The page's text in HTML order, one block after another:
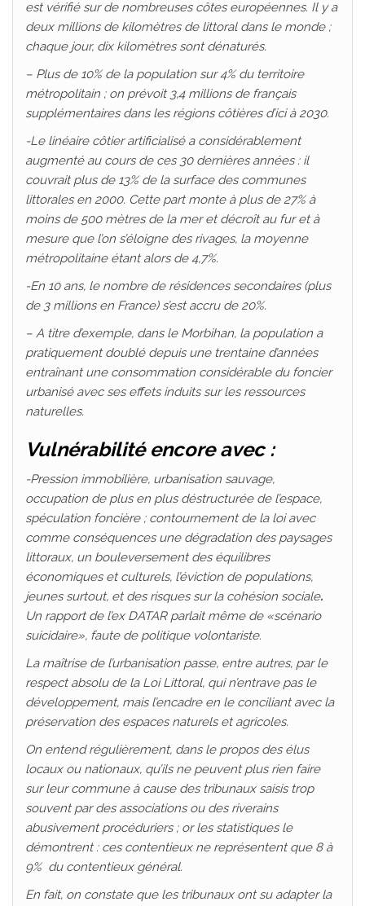
est vérifié sur de nombreuses côtes européennes. Il y a
deux millions de kilomètres de littoral dans le monde ;
chaque jour, dix kilomètres sont dénaturés.
– Plus de 10% de la population sur 4% du territoire
métropolitain ; on prévoit 3,4 millions de français
supplémentaires dans les régions côtières d’ici à 2030.
-Le linéaire côtier artificialisé a considérablement
augmenté au cours de ces 30 dernières années : il
couvrait plus de 13% de la surface des communes
littorales en 2000. Cette part monte à plus de 27% à
moins de 500 mètres de la mer et décroît au fur et à
mesure que l’on s’éloigne des rivages, la moyenne
métropolitaine étant alors de 4,7%.
-En 10 ans, le nombre de résidences secondaires (plus
de 3 millions en France) s’est accru de 20%.
– A titre d’exemple, dans le Morbihan, la population a
pratiquement doublé depuis une trentaine d’années
entraînant une consommation considérable du foncier
urbanisé avec ses effets induits sur les ressources
naturelles.
Vulnérabilité encore avec :
-Pression immobilière, urbanisation sauvage,
occupation de plus en plus déstructurée de l’espace,
spéculation foncière ; contournement de la loi avec
comme conséquences une dégradation des paysages
littoraux, un bouleversement des équilibres
économiques et culturels, l’éviction de populations,
jeunes surtout, et des risques sur la cohésion sociale.
Un rapport de l’ex DATAR parlait même de «scénario
suicidaire», faute de politique volontariste.
La maîtrise de l’urbanisation passe, entre autres, par le
respect absolu de la Loi Littoral, qui n’entrave pas le
développement, mais l’encadre en le conciliant avec la
préservation des espaces naturels et agricoles.
On entend régulièrement, dans le propos des élus
locaux ou nationaux, qu’ils ne peuvent plus rien faire
sur leur commune à cause des tribunaux saisis trop
souvent par des associations ou des riverains
abusivement procéduriers ; or les statistiques le
démontrent : ces contentieux ne représentent que 8 à
9% du contentieux général.
En fait, on constate que les tribunaux ont su adapter la